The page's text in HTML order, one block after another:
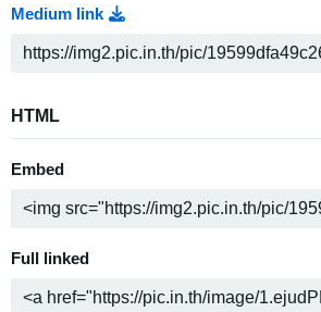
Medium link
HTML
Embed
Full linked